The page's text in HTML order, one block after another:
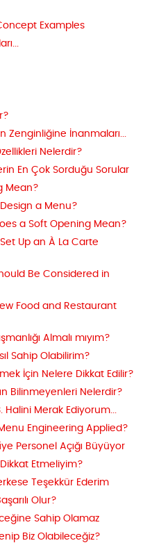
Examples
Zenginliğine İnanmaları...
Nelerdir?
En Çok Sorduğu Sorular
Mean?
a Menu?
a Soft Opening Mean?
Up an À La Carte
Be Considered in
Food and Restaurant
Almalı mıyım?
Sahip Olabilirim?
İçin Nelere Dikkat Edilir?
Bilinmeyenleri Nelerdir?
Halini Merak Ediyorum...
Engineering Applied?
Personel Açığı Büyüyor
Etmeliyim?
Teşekkür Ederim
Olur?
Sahip Olamaz
Biz Olabileceğiz?